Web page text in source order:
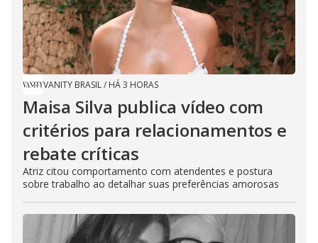
VANITY BRASIL/ HÁ 3 HORAS
Maisa Silva publica vídeo com
critérios para relacionamentos e
rebate críticas
Atriz citou comportamento com atendentes e postura
sobre trabalho ao detalhar suas preferências amorosas